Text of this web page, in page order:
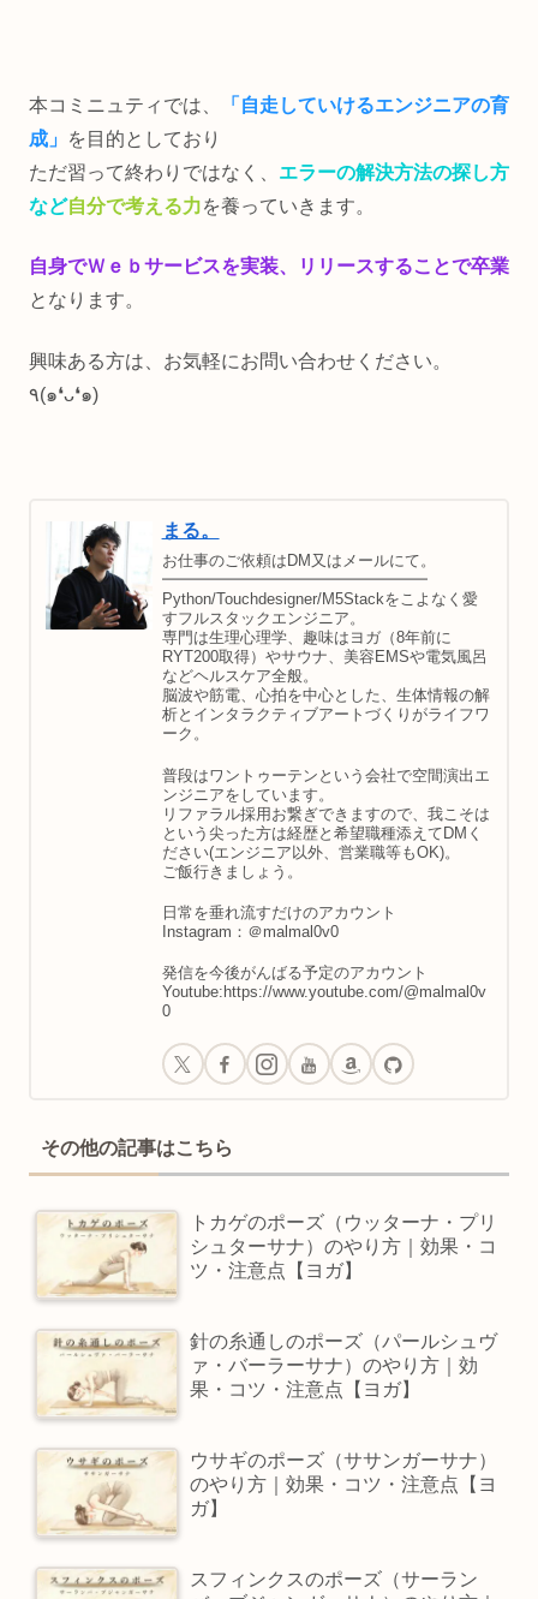
本コミニュティでは、
「自走していけるエンジニアの育
成」 を目的としており
ただ習って終わりではなく、 エラーの解決方法の探し方
など自分で考える力を養っていきます。
自身でＷｅｂサービスを実装、リリースすることで卒業
となります。
興味ある方は、お気軽にお問い合わせください。
٩(๑❛ᴗ❛๑)
まる。
お仕事のご依頼はDM又はメールにて。
━━━━━━━━━━━━━━━━━
Python/Touchdesigner/M5Stackをこよなく愛
すフルスタックエンジニア。
専門は生理心理学、趣味はヨガ（8年前に
RYT200取得）やサウナ、美容EMSや電気風呂
などヘルスケア全般。
脳波や筋電、心拍を中心とした、生体情報の解
析とインタラクティブアートづくりがライフワ
ーク。
普段はワントゥーテンという会社で空間演出エ
ンジニアをしています。
リファラル採用お繋ぎできますので、我こそは
という尖った方は経歴と希望職種添えてDMく
ださい(エンジニア以外、営業職等もOK)。
ご飯行きましょう。
日常を垂れ流すだけのアカウント
Instagram：＠malmal0v0
発信を今後がんばる予定のアカウント
Youtube:https://www.youtube.com/@malmal0v
0
その他の記事はこちら
トカゲのポーズ（ウッターナ・プリ
シュターサナ）のやり方｜効果・コ
ツ・注意点【ヨガ】
針の糸通しのポーズ（パールシュヴ
ァ・バーラーサナ）のやり方｜効
果・コツ・注意点【ヨガ】
ウサギのポーズ（ササンガーサナ）
のやり方｜効果・コツ・注意点【ヨ
ガ】
スフィンクスのポーズ（サーラン